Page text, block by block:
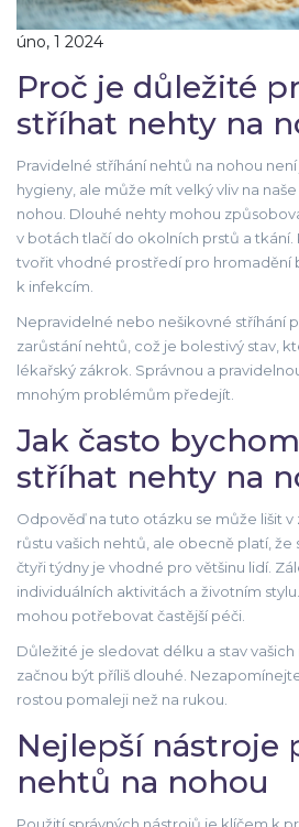
úno, 1 2024
Proč je důležité
stříhat nehty na
Pravidelné stříhání nehtů na nohou
hygieny, ale může mít velký vliv na
nohou. Dlouhé nehty mohou
v botách tlačí do okolních prstů a
tvořit vhodné prostředí pro hromadění
k infekcím.
Nepravidelné nebo nešikovné stříhání
zarůstání nehtů, což je bolestivý stav,
lékařský zákrok. Správnou a
mnohým problémům předejít.
Jak často
stříhat nehty na
Odpověď na tuto otázku se může lišit v
růstu vašich nehtů, ale obecně platí, že
čtyři týdny je vhodné pro většinu lidí.
individuálních aktivitách a životním
mohou potřebovat častější péči.
Důležité je sledovat délku a stav
začnou být příliš dlouhé.
rostou pomaleji než na rukou.
Nejlepší nástroje
nehtů na nohou